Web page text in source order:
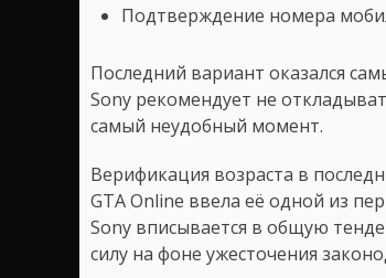
Подтверждение номера
Последний вариант оказался
Sony рекомендует не
самый неудобный момент.
Верификация возраста в
GTA Online ввела её одной из
Sony вписывается в общую
силу на фоне ужесточения